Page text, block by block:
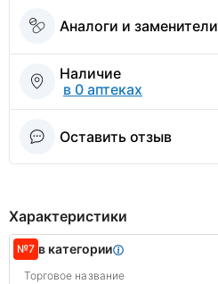
Аналоги и заменители
Наличие
в 0 аптеках
Оставить отзыв
Характеристики
№7 в категории
Торговое название